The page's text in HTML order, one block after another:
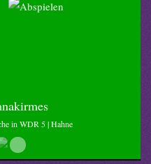
in WDR 5 | Hahne